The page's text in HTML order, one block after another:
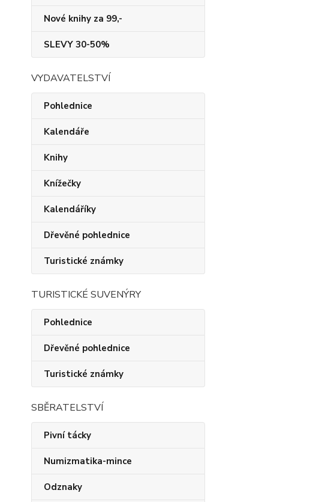
Nové knihy za 99,-
SLEVY 30-50%
VYDAVATELSTVÍ
Pohlednice
Kalendáře
Knihy
Knížečky
Kalendáříky
Dřevěné pohlednice
Turistické známky
TURISTICKÉ SUVENÝRY
Pohlednice
Dřevěné pohlednice
Turistické známky
SBĚRATELSTVÍ
Pivní tácky
Numizmatika-mince
Odznaky